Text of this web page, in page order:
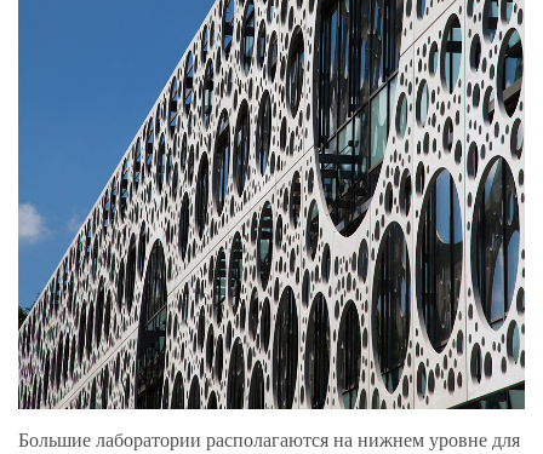
Большие лаборатории располагаются на нижнем уровне для